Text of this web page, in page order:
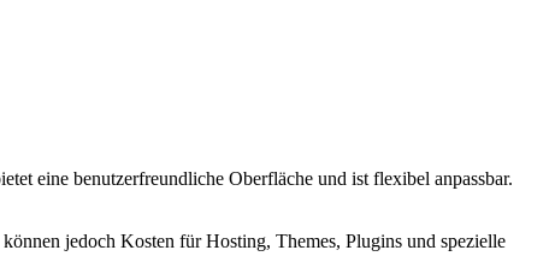
eine benutzerfreundliche Oberfläche und ist flexibel anpassbar.
jedoch Kosten für Hosting, Themes, Plugins und spezielle